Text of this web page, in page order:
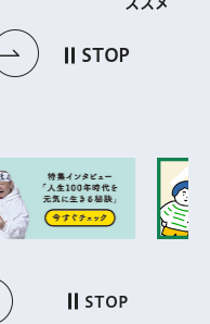
を表示 次のスライドを
STOP
ススメ
を表示 次のスライドを表
STOP